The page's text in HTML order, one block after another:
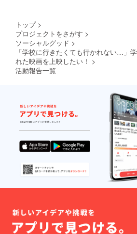
トップ >
プロジェクトをさがす >
ソーシャルグッド >
「学校に行きたくても行かれない…」
れた映画を上映したい！ >
活動報告一覧